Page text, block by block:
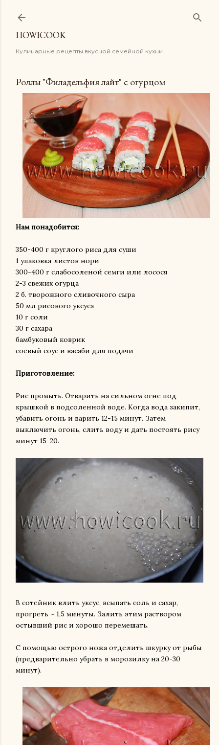
HOWICOOK
Кулинарные рецепты вкусной семейной кухни
Роллы "Филадельфия лайт" с огурцом
Нам понадобится:
350-400 г круглого риса для суши
1 упаковка листов нори
300-400 г слабосоленой семги или лосося
2-3 свежих огурца
2 б. творожного сливочного сыра
50 мл рисового уксуса
10 г соли
30 г сахара
бамбуковый коврик
соевый соус и васаби для подачи
Приготовление:
Рис промыть. Отварить на сильном огне под
крышкой в подсоленной воде. Когда вода закипит,
убавить огонь и варить 12-15 минут. Затем
выключить огонь, слить воду и дать постоять рису
минут 15-20.
В сотейник влить уксус, всыпать соль и сахар,
прогреть ~ 1,5 минуты. Залить этим раствором
остывший рис и хорошо перемешать.
С помощью острого ножа отделить шкурку от рыбы
(предварительно убрать в морозилку на 20-30
минут).